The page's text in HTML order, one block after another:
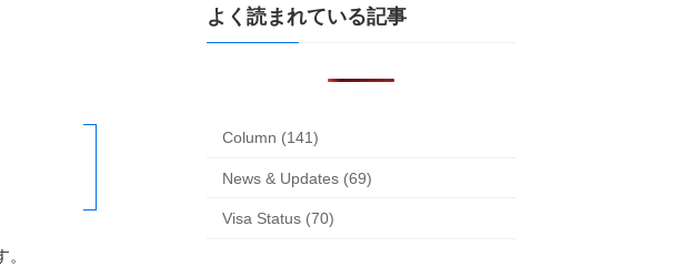
よく読まれている記事
Column (141)
News & Updates (69)
Visa Status (70)